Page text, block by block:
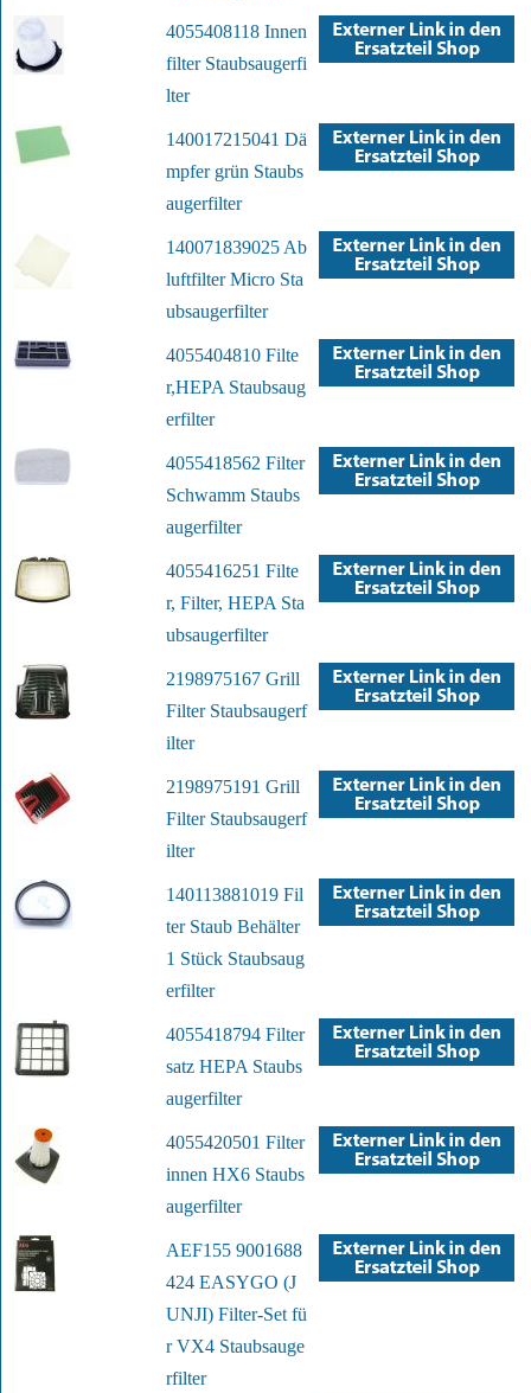
4055408118 Innen
filter Staubsaugerfi
lter
140017215041 Dä
mpfer grün Staubs
augerfilter
140071839025 Ab
luftfilter Micro Sta
ubsaugerfilter
4055404810 Filte
r,HEPA Staubsaug
erfilter
4055418562 Filter
Schwamm Staubs
augerfilter
4055416251 Filte
r, Filter, HEPA Sta
ubsaugerfilter
2198975167 Grill
Filter Staubsaugerf
ilter
2198975191 Grill
Filter Staubsaugerf
ilter
140113881019 Fil
ter Staub Behälter
1 Stück Staubsaug
erfilter
4055418794 Filter
satz HEPA Staubs
augerfilter
4055420501 Filter
innen HX6 Staubs
augerfilter
AEF155 9001688
424 EASYGO (J
UNJI) Filter-Set fü
r VX4 Staubsauge
rfilter